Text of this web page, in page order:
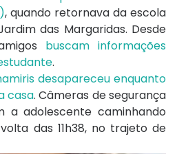
, quando retornava da escola
das Margaridas. Desde
buscam informações
.
desapareceu enquanto
casa. Câmeras de segurança
a adolescente caminhando
das 11h38, no trajeto de